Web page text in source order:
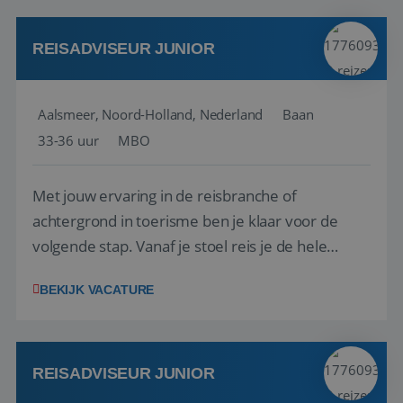
werken: of het nu gaat om vragen ...
REISADVISEUR JUNIOR
Aalsmeer, Noord-Holland, Nederland
Baan
33-36 uur
MBO
Met jouw ervaring in de reisbranche of
achtergrond in toerisme ben je klaar voor de
volgende stap. Vanaf je stoel reis je de hele
wensen van je team, je klant en wat er in de
klanten te overtuigen om die droomreis te
boeken! ...
BEKIJK VACATURE
REISADVISEUR JUNIOR